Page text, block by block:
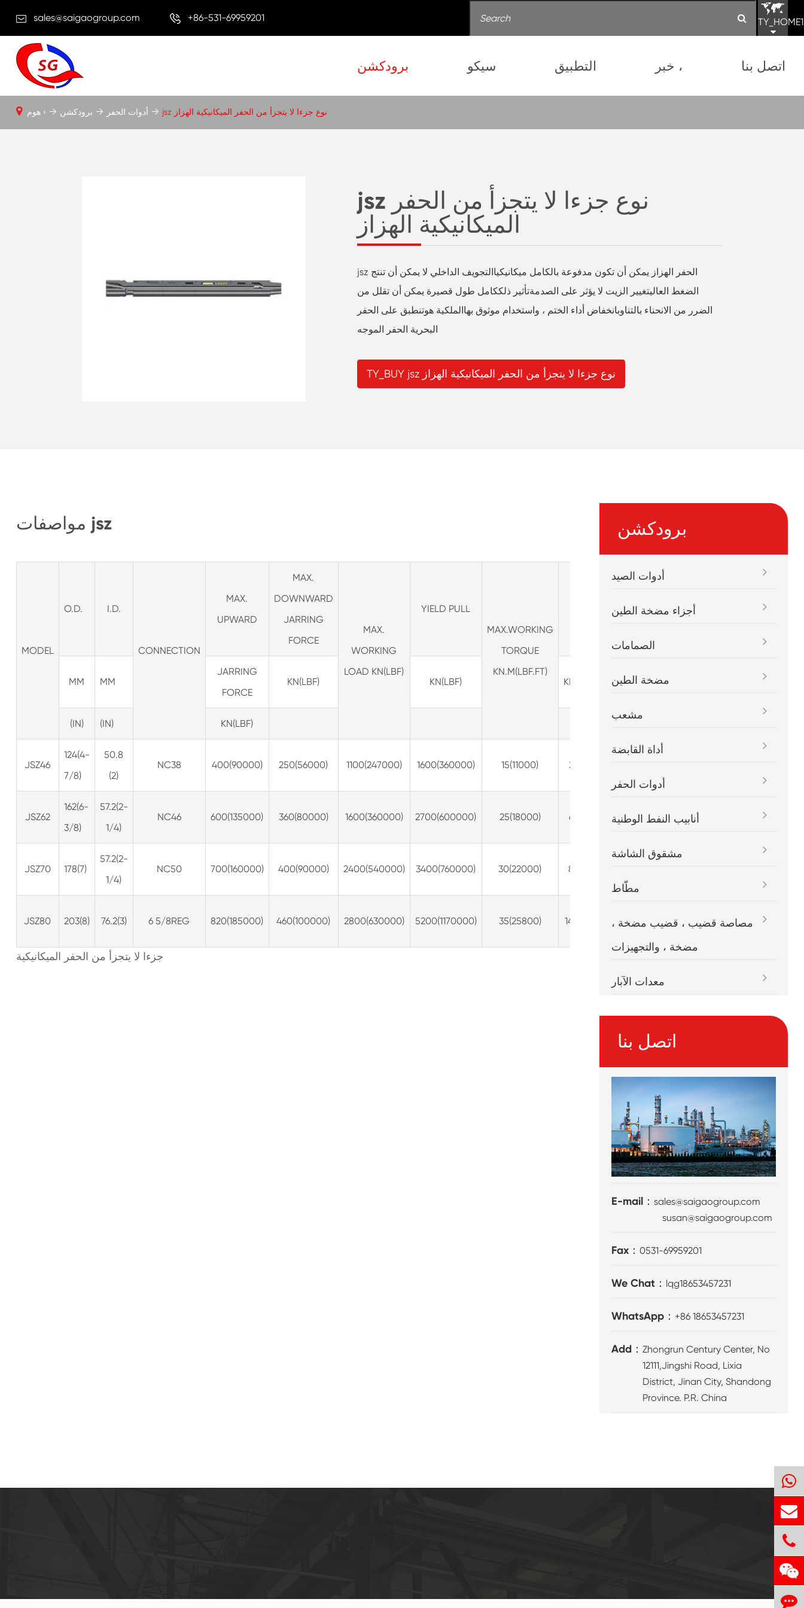
sales@saigaogroup.com +86-531-69959201
برودكشن سيكو التطبيق خبر ، اتصل بنا
jsz نوع جزءا لا يتجزأ من الحفر
الميكانيكية الهزاز
jsz الحفر الهزاز يمكن أن تكون مدفوعة بالكامل ميكانيكياالتجويف الداخلي لا يمكن أن تنتج
الضغط العاليتغيير الزيت لا يؤثر على الصدمةتأثير ذلككامل طول قصيرة يمكن أن تقلل من
الضرر من الانحناء بالتناوبانخفاض أداء الختم ، واستخدام موثوق بهاالملكية هوتنطبق على الحفر
البحرية الحفر الموجه
TY_BUY jsz نوع جزءا لا يتجزأ من الحفر الميكانيكية الهزاز
هوم › برودكشن أدوات الحفر jsz نوع جزءا لا يتجزأ من الحفر الميكانيكية الهزاز
مواصفات jsz
MODEL
O.D. I.D.
CONNECTION
MAX.
UPWARD
MAX.
DOWNWARD
JARRING
FORCE
MAX.
WORKING
LOAD KN(LBF)
YIELD PULL
MAX.WORKING
TORQUE
KN.M(LBF.FT)
LENGTH
MM MM
JARRING
FORCE
KN(LBF) KN(LBF) KN.M(LBF.FT) MM
(IN) (IN) KN(LBF)
JSZ46
124(4-
7/8)
50.8
(2)
NC38 400(90000) 250(56000) 1100(247000) 1600(360000) 15(11000) 27(20000)
3646(143-
JSZ62
162(6-
3/8)
57.2(2-
1/4)
NC46 600(135000) 360(80000) 1600(360000) 2700(600000) 25(18000) 65(48000)
JSZ70 178(7)
57.2(2-
1/4)
NC50 700(160000) 400(90000) 2400(540000) 3400(760000) 30(22000) 80(59000)
4150(163-
JSZ80 203(8) 76.2(3) 6 5/8REG 820(185000) 460(100000) 2800(630000) 5200(1170000) 35(25800) 145(100000)
3/8)
جزءا لا يتجزأ من الحفر الميكانيكية
برودكشن
أدوات الصيد
أجزاء مضخة الطين
الصمامات
مضخة الطين
مشعب
أداة القابضة
أدوات الحفر
أنابيب النفط الوطنية
مشقوق الشاشة
مطّاط
مصاصة قضيب ، قضيب مضخة ،
مضخة ، والتجهيزات
معدات الآبار
اتصل بنا
E-mail：sales@saigaogroup.com
susan@saigaogroup.com
Fax：0531-69959201
We Chat： lqg18653457231
WhatsApp： +86 18653457231
Add：Zhongrun Century Center, No
12111,Jingshi Road, Lixia
District, Jinan City, Shandong
Province. P.R. China